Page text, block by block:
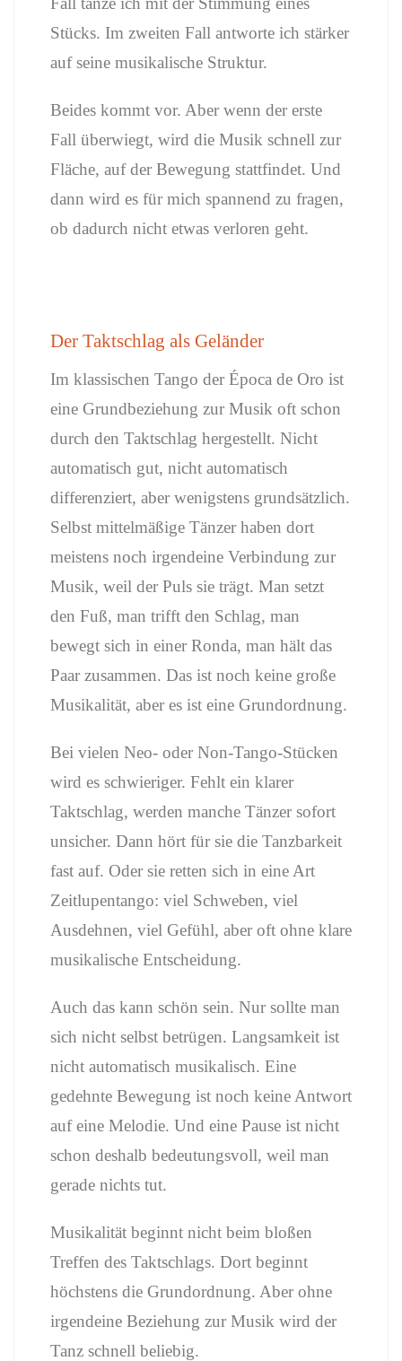
Stücks. Im zweiten Fall antworte ich stärker
auf seine musikalische Struktur.
Beides kommt vor. Aber wenn der erste
Fall überwiegt, wird die Musik schnell zur
Fläche, auf der Bewegung stattfindet. Und
dann wird es für mich spannend zu fragen,
ob dadurch nicht etwas verloren geht.
Der Taktschlag als Geländer
Im klassischen Tango der Época de Oro ist
eine Grundbeziehung zur Musik oft schon
durch den Taktschlag hergestellt. Nicht
automatisch gut, nicht automatisch
differenziert, aber wenigstens grundsätzlich.
Selbst mittelmäßige Tänzer haben dort
meistens noch irgendeine Verbindung zur
Musik, weil der Puls sie trägt. Man setzt
den Fuß, man trifft den Schlag, man
bewegt sich in einer Ronda, man hält das
Paar zusammen. Das ist noch keine große
Musikalität, aber es ist eine Grundordnung.
Bei vielen Neo- oder Non-Tango-Stücken
wird es schwieriger. Fehlt ein klarer
Taktschlag, werden manche Tänzer sofort
unsicher. Dann hört für sie die Tanzbarkeit
fast auf. Oder sie retten sich in eine Art
Zeitlupentango: viel Schweben, viel
Ausdehnen, viel Gefühl, aber oft ohne klare
musikalische Entscheidung.
Auch das kann schön sein. Nur sollte man
sich nicht selbst betrügen. Langsamkeit ist
nicht automatisch musikalisch. Eine
gedehnte Bewegung ist noch keine Antwort
auf eine Melodie. Und eine Pause ist nicht
schon deshalb bedeutungsvoll, weil man
gerade nichts tut.
Musikalität beginnt nicht beim bloßen
Treffen des Taktschlags. Dort beginnt
höchstens die Grundordnung. Aber ohne
irgendeine Beziehung zur Musik wird der
Tanz schnell beliebig.